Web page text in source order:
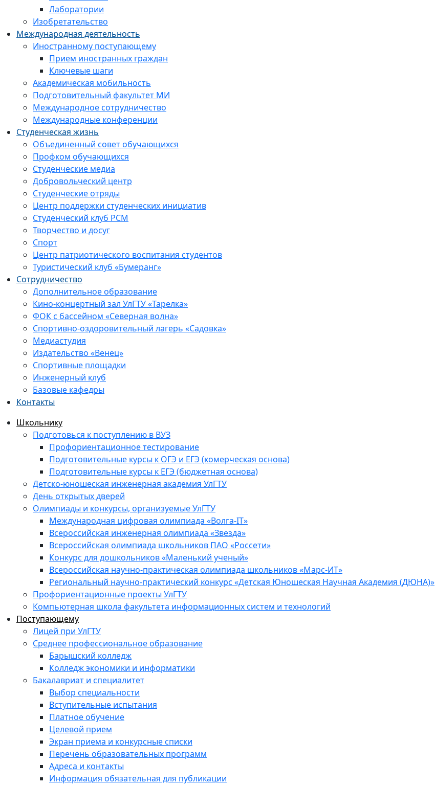
Лаборатории
Изобретательство
Международная деятельность
Иностранному поступающему
Прием иностранных граждан
Ключевые шаги
Академическая мобильность
Подготовительный факультет МИ
Международное сотрудничество
Международные конференции
Студенческая жизнь
Объединенный совет обучающихся
Профком обучающихся
Студенческие медиа
Добровольческий центр
Студенческие отряды
Центр поддержки студенческих инициатив
Студенческий клуб РСМ
Творчество и досуг
Спорт
Центр патриотического воспитания студентов
Туристический клуб «Бумеранг»
Сотрудничество
Дополнительное образование
Кино-концертный зал УлГТУ «Тарелка»
ФОК с бассейном «Северная волна»
Спортивно-оздоровительный лагерь «Садовка»
Медиастудия
Издательство «Венец»
Спортивные площадки
Инженерный клуб
Базовые кафедры
Контакты
Школьнику
Подготовься к поступлению в ВУЗ
Профориентационное тестирование
Подготовительные курсы к ОГЭ и ЕГЭ (комерческая основа)
Подготовительные курсы к ЕГЭ (бюджетная основа)
Детско-юношеская инженерная академия УлГТУ
День открытых дверей
Олимпиады и конкурсы, организуемые УлГТУ
Международная цифровая олимпиада «Волга-IT»
Всероссийская инженерная олимпиада «Звезда»
Всероссийская олимпиада школьников ПАО «Россети»
Конкурс для дошкольников «Маленький ученый»
Всероссийская научно-практическая олимпиада школьников «Марс-ИТ»
Региональный научно-практический конкурс «Детская Юношеская Научная Академия (ДЮНА)»
Профориентационные проекты УлГТУ
Компьютерная школа факультета информационных систем и технологий
Поступающему
Лицей при УлГТУ
Среднее профессиональное образование
Барышский колледж
Колледж экономики и информатики
Бакалавриат и специалитет
Выбор специальности
Вступительные испытания
Платное обучение
Целевой прием
Экран приема и конкурсные списки
Перечень образовательных программ
Адреса и контакты
Информация обязательная для публикации